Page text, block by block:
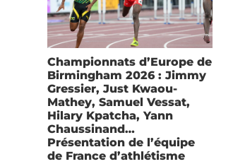
Championnats d’Europe de
Birmingham 2026 : Jimmy
Gressier, Just Kwaou-
Mathey, Samuel Vessat,
Hilary Kpatcha, Yann
Chaussinand…
Présentation de l’équipe
de France d’athlétisme